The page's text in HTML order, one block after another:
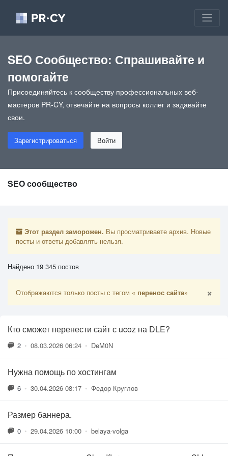
SEO Сообщество: Спрашивайте и
помогайте
Присоединяйтесь к сообществу профессиональных веб-
мастеров PR-CY, отвечайте на вопросы коллег и задавайте
свои.
Зарегистрироваться Войти
SEO сообщество
Этот раздел заморожен. Вы просматриваете архив. Новые
посты и ответы добавлять нельзя.
Найдено 19 345 постов
Отображаются только посты с тегом « перенос сайта» ×
Кто сможет перенести сайт с ucoz на DLE?
2 • 08.03.2026 06:24 • DeM0N
Нужна помощь по хостингам
6 • 30.04.2026 08:17 • Федор Круглов
Размер баннера.
0 • 29.04.2026 10:00 • belaya-volga